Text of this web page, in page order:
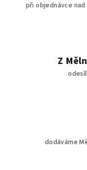
při objednávce
Z
dodáváme